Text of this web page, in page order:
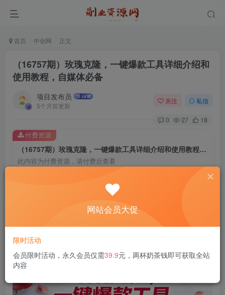
首页 中创网 正文
（16757期）玫瑰克隆，一键爆款工具详细介绍和
使用教程，自媒体必备
项目发布员
5个月前更新
关注 私信
0 27 18
（16757期）玫瑰克隆，一键爆款工具详细介绍和使用教程，自媒体必备
此内容为付费资源，请付费后查看
￥4
付费资源
网站会员大促
限时活动
会员限时活动，永久会员仅需39.9元，两杯奶茶钱即可获取全站
内容